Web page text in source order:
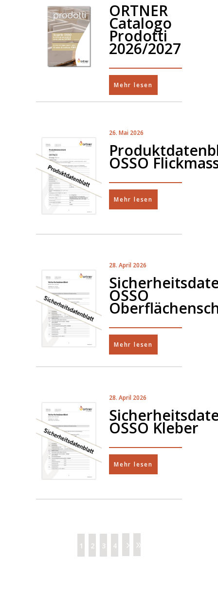
ORTNER
Catalogo
Prodotti
2026/2027
Mehr lesen
26. Mai 2026
OSSO
Mehr lesen
28. April 2026
OSSO
Mehr lesen
28. April 2026
OSSO Kleber
Mehr lesen
1 2 3 4